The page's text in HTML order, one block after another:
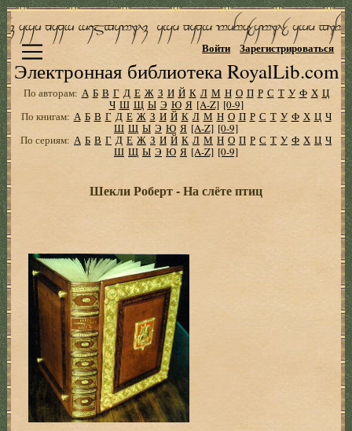
Электронная библиотека RoyalLib.com
Войти Зарегистрироваться
По авторам: А Б В Г Д Е Ж З И Й К Л М Н О П Р С Т У Ф Х Ц
Ч Ш Щ Ы Э Ю Я [A-Z] [0-9]
По книгам: А Б В Г Д Е Ж З И Й К Л М Н О П Р С Т У Ф Х Ц Ч
Ш Щ Ы Э Ю Я [A-Z] [0-9]
По сериям: А Б В Г Д Е Ж З И Й К Л М Н О П Р С Т У Ф Х Ц Ч
Ш Щ Ы Э Ю Я [A-Z] [0-9]
Шекли Роберт - На слёте птиц